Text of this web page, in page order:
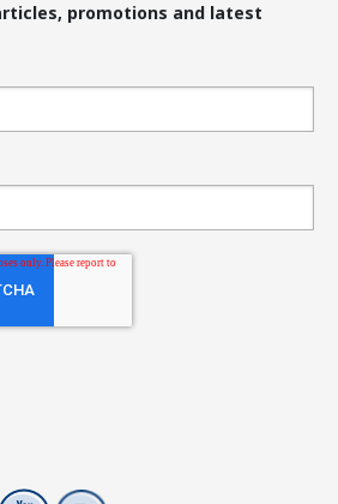
promotions and latest